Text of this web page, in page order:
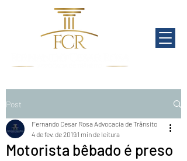
Post
Motorista bêbado é preso
Fernando Cesar Rosa Advocacia de Trânsito
4 de fev. de 20191 min de leitura